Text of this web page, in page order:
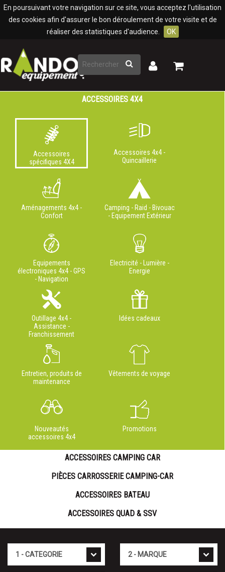
En poursuivant votre navigation sur ce site, vous acceptez l'utilisation
des cookies afin d'assurer le bon déroulement de votre visite et de
réaliser des statistiques d'audience.
OK
Rechercher
Mon
Mon
ACCESSOIRES 4X4
Accessoires
spécifiques 4X4
Accessoires 4x4 -
Quincaillerie
Aménagements 4x4 -
Confort
Camping - Raid - Bivouac
- Equipement Extérieur
Equipements
électroniques 4x4 - GPS
- Navigation
Electricité - Lumière -
Energie
Outillage 4x4 -
Assistance -
Franchissement
Idées cadeaux
Entretien, produits de
maintenance
Vêtements de voyage
Nouveautés
accessoires 4x4
Promotions
ACCESSOIRES CAMPING CAR
PIÈCES CARROSSERIE CAMPING-CAR
ACCESSOIRES BATEAU
ACCESSOIRES QUAD & SSV
Panneau de gestion des cookies